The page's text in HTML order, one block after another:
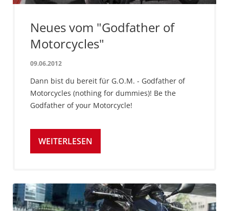
Neues vom "Godfather of
Motorcycles"
09.06.2012
Dann bist du bereit für G.O.M. - Godfather of
Motorcycles (nothing for dummies)! Be the
Godfather of your Motorcycle!
WEITERLESEN